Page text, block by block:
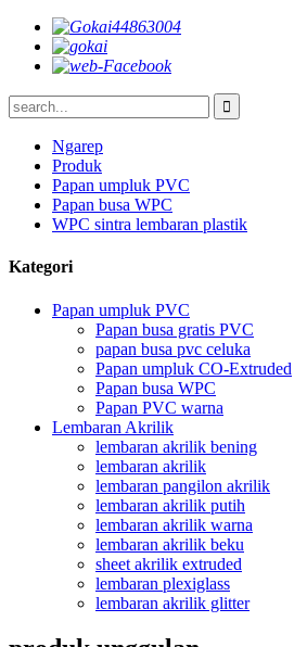
Ngarep
Produk
Papan umpluk PVC
Papan busa WPC
WPC sintra lembaran plastik
Kategori
Papan umpluk PVC
Papan busa gratis PVC
papan busa pvc celuka
Papan umpluk CO-Extruded
Papan busa WPC
Papan PVC warna
Lembaran Akrilik
lembaran akrilik bening
lembaran akrilik
lembaran pangilon akrilik
lembaran akrilik putih
lembaran akrilik warna
lembaran akrilik beku
sheet akrilik extruded
lembaran plexiglass
lembaran akrilik glitter